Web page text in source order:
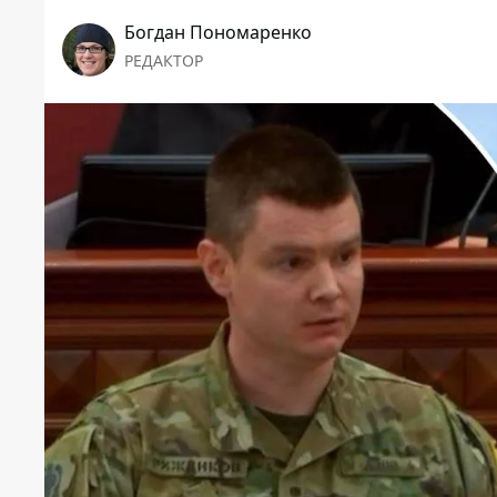
Богдан Пономаренко
РЕДАКТОР